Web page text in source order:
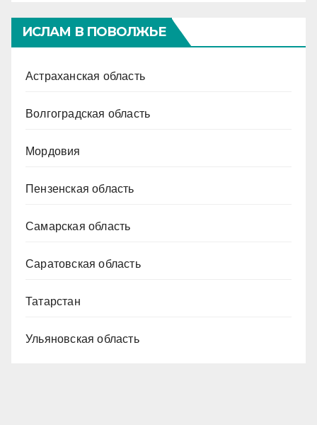
ИСЛАМ В ПОВОЛЖЬЕ
Астраханская область
Волгоградская область
Мордовия
Пензенская область
Самарская область
Саратовская область
Татарстан
Ульяновская область